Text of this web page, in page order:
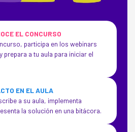
EL CONCURSO
participa en los webinars
prepara a tu aula para iniciar el
EN EL AULA
a su aula, implementa
la solución en una bitácora.